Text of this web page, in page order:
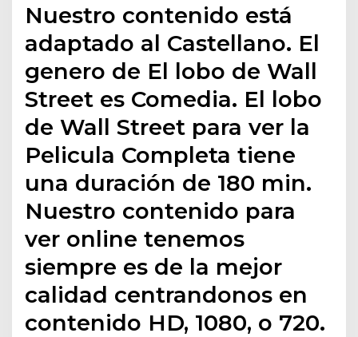
Nuestro contenido está
adaptado al Castellano. El
genero de El lobo de Wall
Street es Comedia. El lobo
de Wall Street para ver la
Pelicula Completa tiene
una duración de 180 min.
Nuestro contenido para
ver online tenemos
siempre es de la mejor
calidad centrandonos en
contenido HD, 1080, o 720.